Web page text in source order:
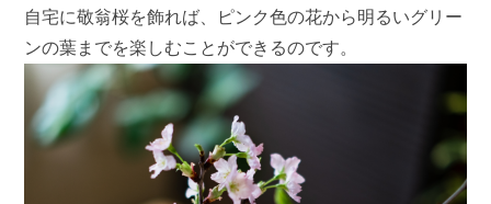
自宅に敬翁桜を飾れば、ピンク色の花から明るいグリー
ンの葉までを楽しむことができるのです。